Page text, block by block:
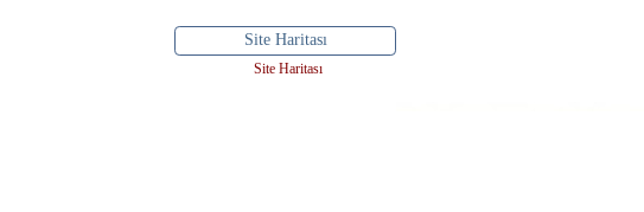
Site Haritası
Site Haritası